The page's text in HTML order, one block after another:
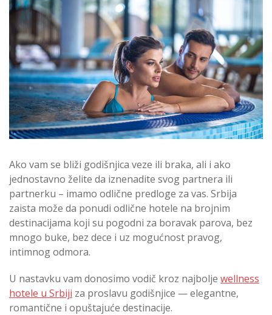
Ako vam se bliži godišnjica veze ili braka, ali i ako
jednostavno želite da iznenadite svog partnera ili
partnerku – imamo odlične predloge za vas. Srbija
zaista može da ponudi odlične hotele na brojnim
destinacijama koji su pogodni za boravak parova, bez
mnogo buke, bez dece i uz mogućnost pravog,
intimnog odmora.
U nastavku vam donosimo vodič kroz najbolje wellness
hotele u Srbiji za proslavu godišnjice — elegantne,
romantične i opuštajuće destinacije.